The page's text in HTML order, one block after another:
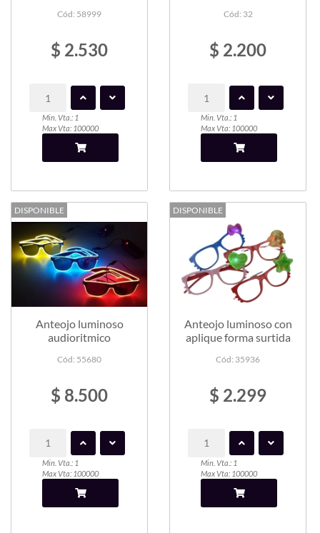
Cód: 58999
$ 2.530
Min. Vta.: 1
Max Vta: 100000
Cód: 32
$ 2.200
Min. Vta.: 1
Max Vta: 100000
DISPONIBLE
Anteojo luminoso
audioritmico
Cód: 55680
$ 8.500
Min. Vta.: 1
Max Vta: 100000
DISPONIBLE
Anteojo luminoso con
aplique forma surtida
Cód: 35936
$ 2.299
Min. Vta.: 1
Max Vta: 100000